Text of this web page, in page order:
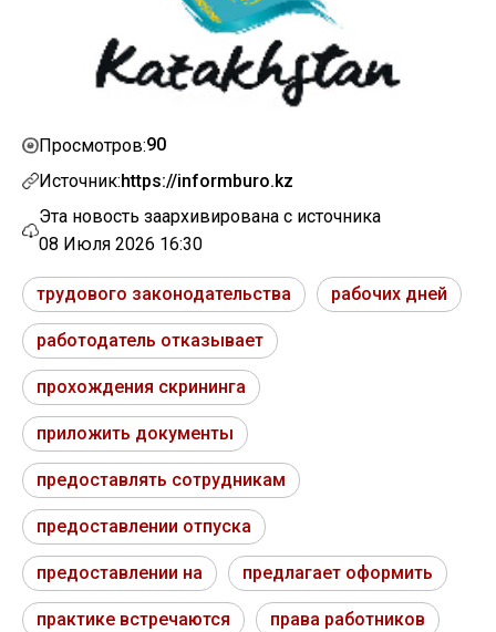
Просмотров:90
Источник:https://informburo.kz
Эта новость заархивирована с источника
08 Июля 2026 16:30
трудового законодательства рабочих дней
работодатель отказывает
прохождения скрининга
приложить документы
предоставлять сотрудникам
предоставлении отпуска
предоставлении на предлагает оформить
практике встречаются права работников